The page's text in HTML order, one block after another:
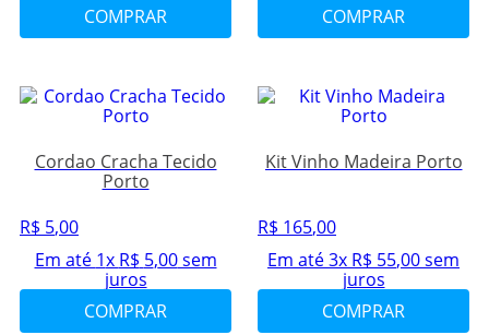
COMPRAR
COMPRAR
Cordao Cracha Tecido
Porto
R$ 5,00
Em até 1x R$ 5,00sem
juros
COMPRAR
Kit Vinho Madeira Porto
R$ 165,00
Em até3x R$ 55,00sem
juros
COMPRAR